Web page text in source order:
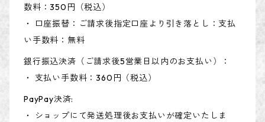
数料：350円（税込）
・ 口座振替：ご請求後指定口座より引き落とし：支払
い手数料：無料
銀行振込決済（ご請求後5営業日以内のお支払い）：
・ 支払い手数料：360円（税込）
PayPay決済:
・ ショップにて発送処理後お支払いが確定いたしま